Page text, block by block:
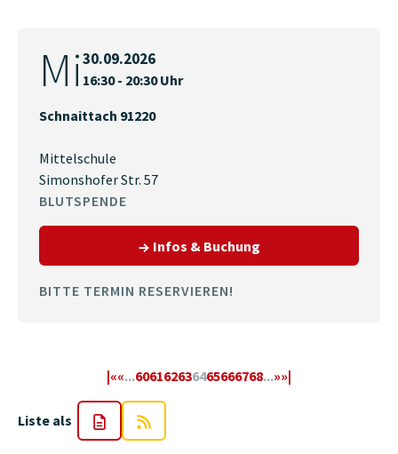
Mi30.09.2026
16:30 - 20:30 Uhr
Schnaittach 91220
Mittelschule
Simonshofer Str. 57
BLUTSPENDE
Infos & Buchung
BITTE TERMIN RESERVIEREN!
|««...606162636465666768...»»|
Liste als